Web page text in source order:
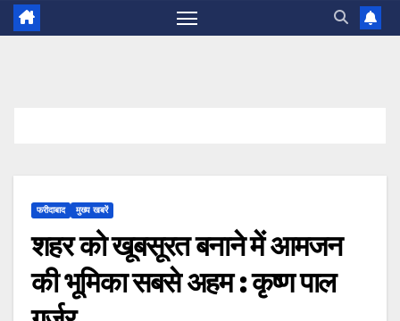
फरीदाबाद मुख्य खबरें
शहर को खूबसूरत बनाने में आमजन
की भूमिका सबसे अहम : कृष्ण पाल